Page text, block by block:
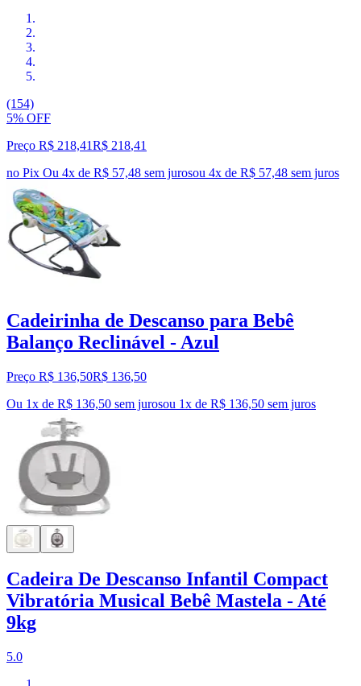
(154)
5% OFF
Preço R$ 218,41R$ 218,41
no Pix Ou 4x de R$ 57,48 sem jurosou 4x de R$ 57,48 sem juros
Cadeirinha de Descanso para Bebê
Balanço Reclinável - Azul
Preço R$ 136,50R$ 136,50
Ou 1x de R$ 136,50 sem jurosou 1x de R$ 136,50 sem juros
Cadeira De Descanso Infantil Compact
Vibratória Musical Bebê Mastela - Até
9kg
5.0